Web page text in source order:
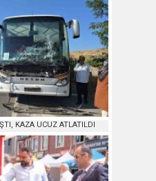
KAZA UCUZ ATLATILDI